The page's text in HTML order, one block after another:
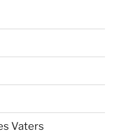
Vaters